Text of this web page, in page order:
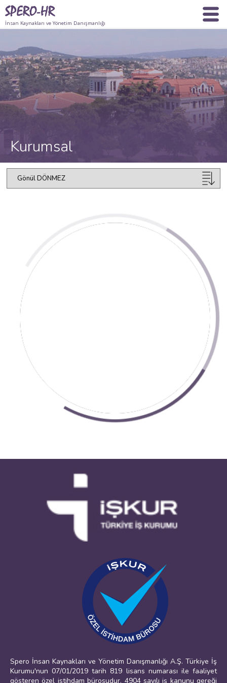
İnsan Kaynakları ve Yönetim Danışmanlığı
Kurumsal
Spero İnsan Kaynakları ve Yönetim Danışmanlığı A.Ş. Türkiye İş
Kurumu'nun 07/01/2019 tarih 819 lisans numarası ile faaliyet
gösteren özel istihdam bürosudur. 4904 sayılı iş kanunu gereği